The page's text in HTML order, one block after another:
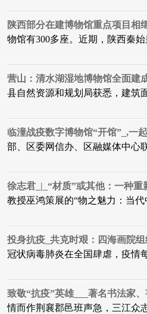
陕西部分在建博物馆重点项目相
物馆有300多座。近期，陕西秦
营山：清水湖湿地博物馆全面建
县自然资源和规划局获悉，建筑
临潼战疫数字博物馆“开馆”_,一起
部、区委网信办、区融媒体中心
徐志君_|_“材质”或其他：一种重
教授巫鸿策展的“物之魅力：当
投身抗疫_共克时艰：四海画院
冠状病毒肺炎在全国肆虐，疫情
致敬“抗疫”英雄___著名书法家、
情而作荆襄郡邑班声急，三江众